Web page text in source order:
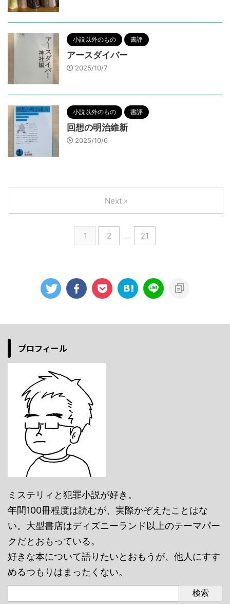
小説以外のもの 書評
アースダイバー
2025/10/7
小説以外のもの 書評
回想の明治維新
2025/10/6
1 2 … 21
Next »
プロフィール
ミステリィと犯罪小説が好き。
年間100冊程度は読むが、実際かぞえたことはな
い。大型書店はディズニーランド以上のテーマパー
クだとおもっている。
好きな本について語りたいとおもうが、他人にすす
めるつもりはまったくない。
検索